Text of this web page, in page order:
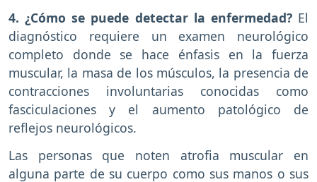
4. ¿Cómo se puede detectar la enfermedad? El
diagnóstico requiere un examen neurológico
completo donde se hace énfasis en la fuerza
muscular, la masa de los músculos, la presencia de
contracciones involuntarias conocidas como
fasciculaciones y el aumento patológico de
reflejos neurológicos.
Las personas que noten atrofia muscular en
alguna parte de su cuerpo como sus manos o sus